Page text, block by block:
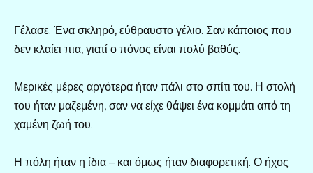
Γέλασε. Ένα σκληρό, εύθραυστο γέλιο. Σαν κάποιος που
δεν κλαίει πια, γιατί ο πόνος είναι πολύ βαθύς.
Μερικές μέρες αργότερα ήταν πάλι στο σπίτι του. Η στολή
του ήταν μαζεμένη, σαν να είχε θάψει ένα κομμάτι από τη
χαμένη ζωή του.
Η πόλη ήταν η ίδια – και όμως ήταν διαφορετική. Ο ήχος